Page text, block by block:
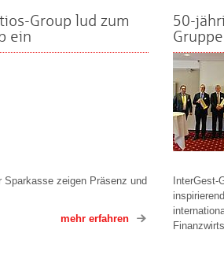
Group lud zum
ein
zeigen Präsenz und
mehr erfahren
50-
Gruppe